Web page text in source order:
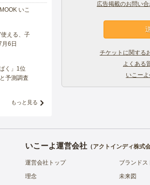
いこ
える、子
6日
く」1位
予測調査
もっと見る
広告掲載のお問い
チケットに関する
よくある
いこー
いこーよ運営会社（アクトインディ株式
運営会社トップ
ブランドス
理念
未来図